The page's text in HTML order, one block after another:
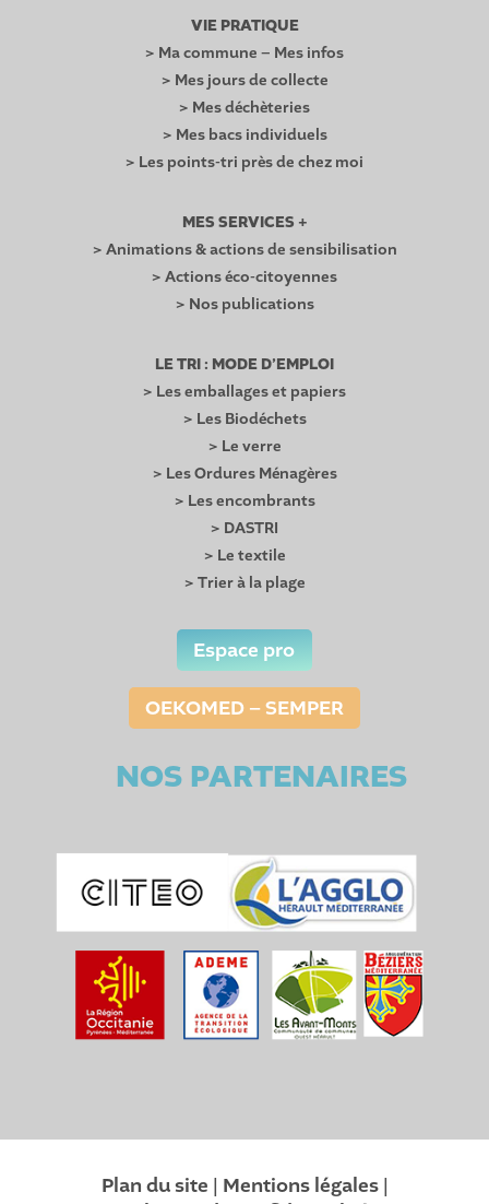
VIE PRATIQUE
> Ma commune – Mes infos
> Mes jours de collecte
> Mes déchèteries
> Mes bacs individuels
> Les points-tri près de chez moi
MES SERVICES +
> Animations & actions de sensibilisation
> Actions éco-citoyennes
> Nos publications
LE TRI : MODE D’EMPLOI
> Les emballages et papiers
> Les Biodéchets
> Le verre
> Les Ordures Ménagères
> Les encombrants
> DASTRI
> Le textile
> Trier à la plage
Espace pro
OEKOMED – SEMPER
NOS PARTENAIRES
Plan du site | Mentions légales|